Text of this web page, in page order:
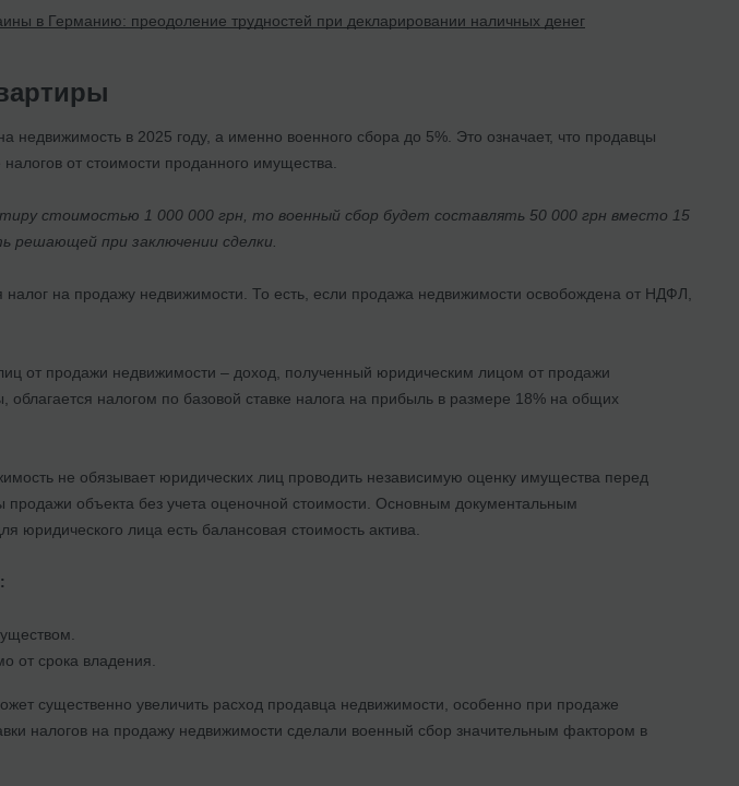
в Германию: преодоление трудностей при декларировании наличных денег
в 2025 году, а именно военного сбора до 5%. Это означает, что продавцы
от стоимости проданного имущества.
стоимостью 1 000 000 грн, то военный сбор будет составлять 50 000 грн вместо 15
при заключении сделки.
налог на продажу недвижимости. То есть, если продажа недвижимости освобождена от НДФЛ,
от продажи недвижимости – доход, полученный юридическим лицом от продажи
налогом по базовой ставке налога на прибыль в размере 18% на общих
не обязывает юридических лиц проводить независимую оценку имущества перед
объекта без учета оценочной стоимости. Основным документальным
лица есть балансовая стоимость актива.
от срока владения.
существенно увеличить расход продавца недвижимости, особенно при продаже
налогов на продажу недвижимости сделали военный сбор значительным фактором в